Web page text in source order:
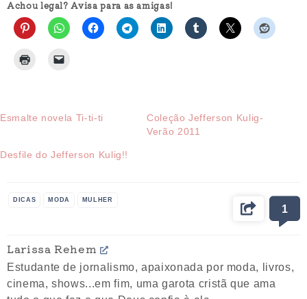
Achou legal? Avisa para as amigas!
Esmalte novela Ti-ti-ti
Coleção Jefferson Kulig-
Verão 2011
Desfile do Jefferson Kulig!!
DICAS MODA MULHER
1
Larissa Rehem
Estudante de jornalismo, apaixonada por moda, livros,
cinema, shows...em fim, uma garota cristã que ama